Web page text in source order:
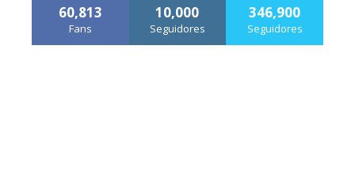
60,813
Fans
10,000
Seguidores
346,900
Seguidores